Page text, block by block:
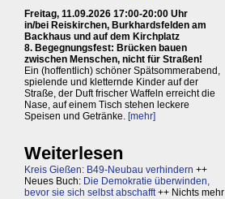
Freitag, 11.09.2026 17:00-20:00 Uhr
in/bei Reiskirchen, Burkhardsfelden am
Backhaus und auf dem Kirchplatz
8. Begegnungsfest: Brücken bauen
zwischen Menschen, nicht für Straßen!
Ein (hoffentlich) schöner Spätsommerabend,
spielende und kletternde Kinder auf der
Straße, der Duft frischer Waffeln erreicht die
Nase, auf einem Tisch stehen leckere
Speisen und Getränke. [mehr]
Weiterlesen
Kreis Gießen: B49-Neubau verhindern ++
Neues Buch: Die Demokratie überwinden,
bevor sie sich selbst abschafft++ Nichts mehr